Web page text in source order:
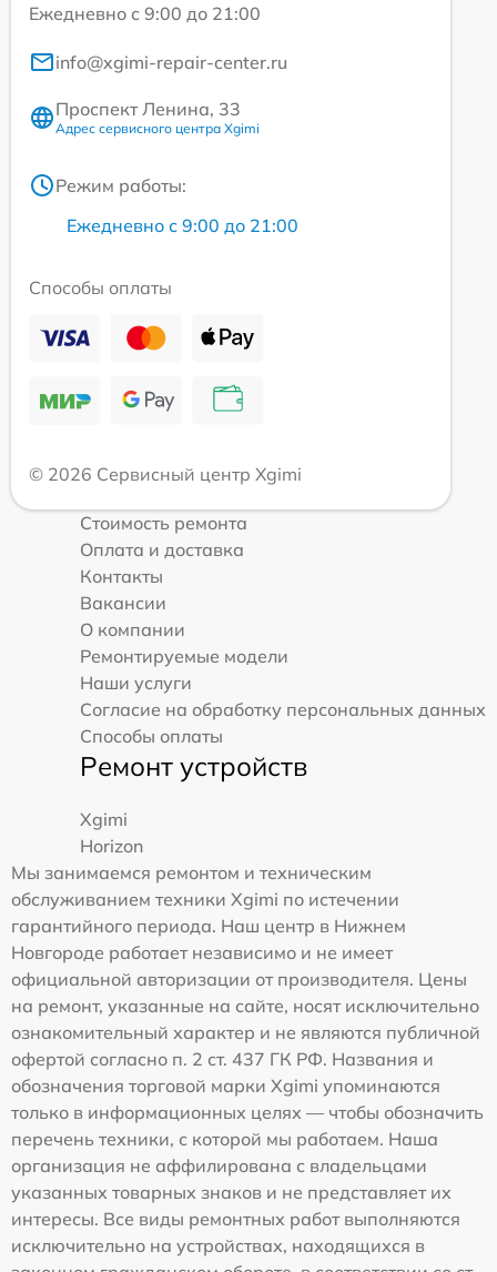
Ежедневно с 9:00 до 21:00
info@xgimi-repair-center.ru
Проспект Ленина, 33
Адрес сервисного центра Xgimi
Режим работы:
Ежедневно с 9:00 до 21:00
Способы оплаты
© 2026 Сервисный центр Xgimi
Стоимость ремонта
Оплата и доставка
Контакты
Вакансии
О компании
Ремонтируемые модели
Наши услуги
Согласие на обработку персональных данных
Способы оплаты
Ремонт устройств
Xgimi
Horizon
Мы занимаемся ремонтом и техническим
обслуживанием техники Xgimi по истечении
гарантийного периода. Наш центр в Нижнем
Новгороде работает независимо и не имеет
официальной авторизации от производителя. Цены
на ремонт, указанные на сайте, носят исключительно
ознакомительный характер и не являются публичной
офертой согласно п. 2 ст. 437 ГК РФ. Названия и
обозначения торговой марки Xgimi упоминаются
только в информационных целях — чтобы обозначить
перечень техники, с которой мы работаем. Наша
организация не аффилирована с владельцами
указанных товарных знаков и не представляет их
интересы. Все виды ремонтных работ выполняются
исключительно на устройствах, находящихся в